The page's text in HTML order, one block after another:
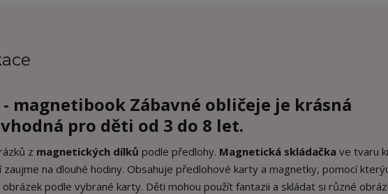
magnetibook Zábavné obličeje je krásná
pro děti od 3 do 8 let.
z magnetických dílků podle předlohy. Magnetická skládačka ve tvaru
na dlouhé hodiny. Obsahuje předlohové karty a magnetky, pomocí
podle vybrané karty. Děti mohou použít fantazii a skládat si různé